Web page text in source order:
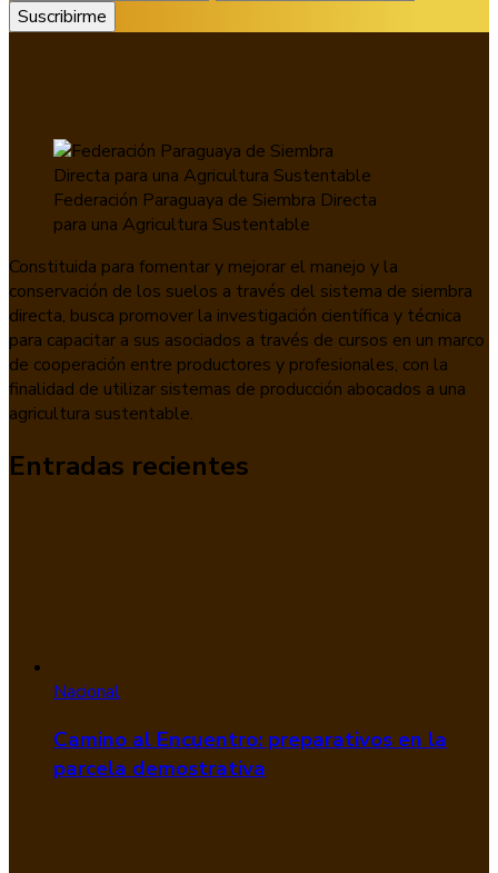
Federación Paraguaya de Siembra Directa
para una Agricultura Sustentable
Constituida para fomentar y mejorar el manejo y la
conservación de los suelos a través del sistema de siembra
directa, busca promover la investigación científica y técnica
para capacitar a sus asociados a través de cursos en un marco
de cooperación entre productores y profesionales, con la
finalidad de utilizar sistemas de producción abocados a una
agricultura sustentable.
Entradas recientes
Nacional
Camino al Encuentro: preparativos en la
parcela demostrativa